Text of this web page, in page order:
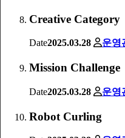
Creative Category
Date2025.03.28 운영
Mission Challenge
Date2025.03.28 운영
Robot Curling